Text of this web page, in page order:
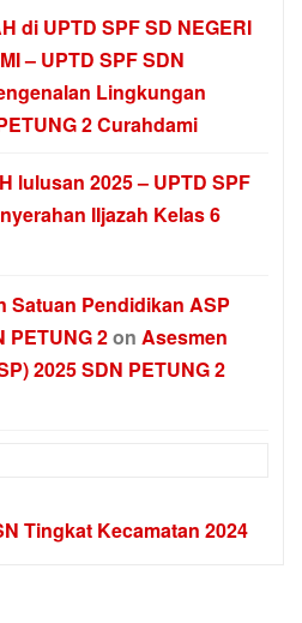
di UPTD SPF SD NEGERI
– UPTD SPF SDN
Lingkungan
2 Curahdami
lulusan 2025 – UPTD SPF
IIjazah Kelas 6
Satuan Pendidikan ASP
PETUNG 2on Asesmen
2025 SDN PETUNG 2
Tingkat Kecamatan 2024